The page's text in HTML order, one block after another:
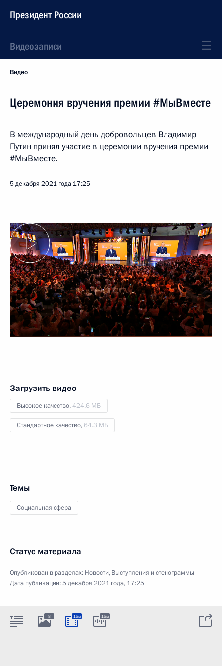
Президент России
Видеозаписи
Видео
Церемония вручения премии #МыВместе
В международный день добровольцев Владимир
Путин принял участие в церемонии вручения премии
#МыВместе.
5 декабря 2021 года 17:25
Загрузить видео
Высокое качество,424.6 МБ
Стандартное качество,64.3 МБ
Темы
Социальная сфера
Статус материала
Опубликован в разделах: Новости, Выступления и стенограммы
Дата публикации:5 декабря 2021 года, 17:25
8 15м 15м